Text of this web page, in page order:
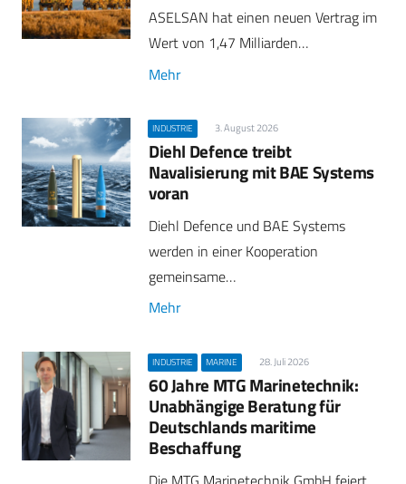
ASELSAN hat einen neuen Vertrag im
Wert von 1,47 Milliarden…
Mehr
INDUSTRIE 3. August 2026
Diehl Defence treibt
Navalisierung mit BAE Systems
voran
Diehl Defence und BAE Systems
werden in einer Kooperation
gemeinsame…
Mehr
INDUSTRIE MARINE 28. Juli 2026
60 Jahre MTG Marinetechnik:
Unabhängige Beratung für
Deutschlands maritime
Beschaffung